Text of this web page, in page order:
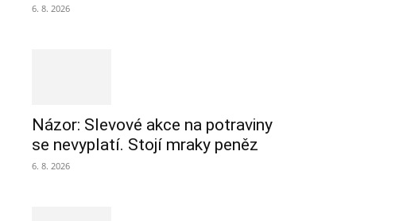
6. 8. 2026
Názor: Slevové akce na potraviny
se nevyplatí. Stojí mraky peněz
6. 8. 2026